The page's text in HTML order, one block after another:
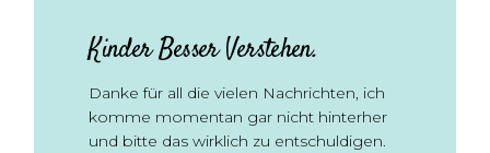
Kinder Besser Verstehen.
Danke für all die vielen Nachrichten, ich
komme momentan gar nicht hinterher
und bitte das wirklich zu entschuldigen.